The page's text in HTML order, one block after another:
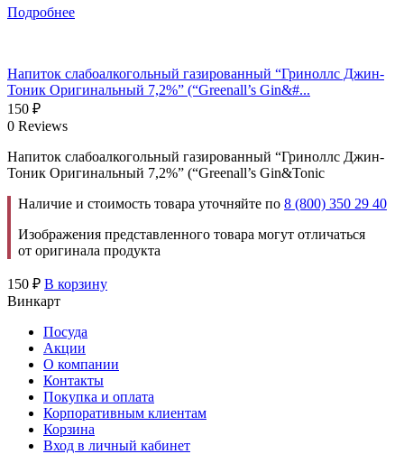
Подробнее
Напиток слабоалкогольный газированный “Гриноллс Джин-
Тоник Оригинальный 7,2%” (“Greenall’s Gin&#...
150 ₽
0 Reviews
Напиток слабоалкогольный газированный “Гриноллс Джин-
Тоник Оригинальный 7,2%” (“Greenall’s Gin&Tonic
Наличие и стоимость товара уточняйте по 8 (800) 350 29 40
Изображения представленного товара могут отличаться
от оригинала продукта
150 ₽ В корзину
Винкарт
Посуда
Акции
О компании
Контакты
Покупка и оплата
Корпоративным клиентам
Корзина
Вход в личный кабинет